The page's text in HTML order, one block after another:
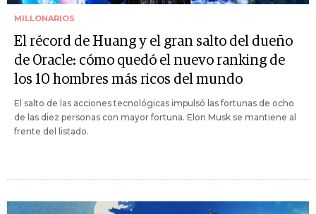
MILLONARIOS
El récord de Huang y el gran salto del dueño
de Oracle: cómo quedó el nuevo ranking de
los 10 hombres más ricos del mundo
El salto de las acciones tecnológicas impulsó las fortunas de ocho
de las diez personas con mayor fortuna. Elon Musk se mantiene al
frente del listado.